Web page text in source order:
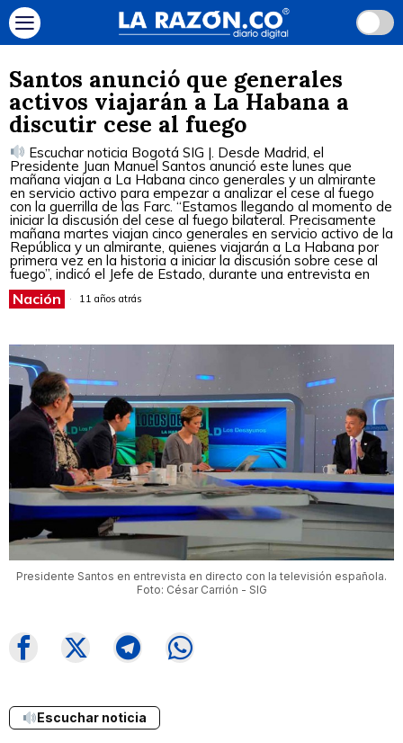
Santos anunció que generales
activos viajarán a La Habana a
discutir cese al fuego
Escuchar noticia Bogotá SIG |. Desde Madrid, el
Presidente Juan Manuel Santos anunció este lunes que
mañana viajan a La Habana cinco generales y un almirante
en servicio activo para empezar a analizar el cese al fuego
con la guerrilla de las Farc. “Estamos llegando al momento de
iniciar la discusión del cese al fuego bilateral. Precisamente
mañana martes viajan cinco generales en servicio activo de la
República y un almirante, quienes viajarán a La Habana por
primera vez en la historia a iniciar la discusión sobre cese al
fuego”, indicó el Jefe de Estado, durante una entrevista en
Nación 11 años atrás
Presidente Santos en entrevista en directo con la televisión española.
Foto: César Carrión - SIG
Escuchar noticia